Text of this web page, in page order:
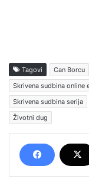
Tagovi Can Borcu
Skrivena sudbina online
Skrivena sudbina serija
Životni dug